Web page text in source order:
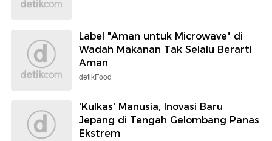
Label "Aman untuk Microwave" di
Wadah Makanan Tak Selalu Berarti
Aman
detikFood
'Kulkas' Manusia, Inovasi Baru
Jepang di Tengah Gelombang Panas
Ekstrem